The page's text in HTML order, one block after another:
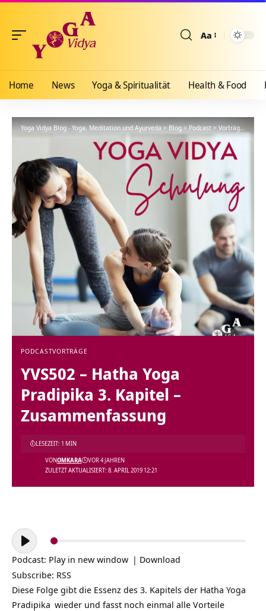
Aa
Home News Yoga & Spiritualität Health & Food
Yoga Vidya Blog - Yoga, Meditation und Ayurveda>Blog>Podcast>Vorträge >
PODCASTVORTRÄGE
YVS502 – Hatha Yoga
Pradipika 3. Kapitel –
Zusammenfassung
ZULETZT AKTUALISIERT: 8. APRIL 2019 12:21
VONOMKARA VOR 4 JAHREN
LESEZEIT: 1 MIN
Audio-
Player
Podcast: Play in new window | Download
Subscribe: RSS
Diese Folge gibt die Essenz des 3. Kapitels der Hatha Yoga
Pradipika wieder und fasst noch einmal alle Vorteile